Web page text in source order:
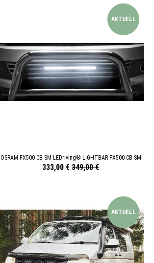
AKTUELL
OSRAM FX500-CB SM LEDriving® LIGHTBAR FX500-CB SM
333,00 € 349,00 €
AKTUELL